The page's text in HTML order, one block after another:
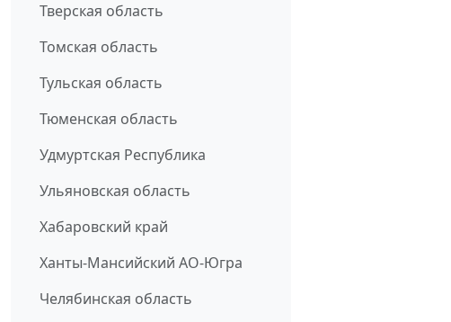
Тверская область
Томская область
Тульская область
Тюменская область
Удмуртская Республика
Ульяновская область
Хабаровский край
Ханты-Мансийский АО-Югра
Челябинская область